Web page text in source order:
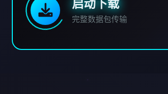
启动下载
完整数据包传输